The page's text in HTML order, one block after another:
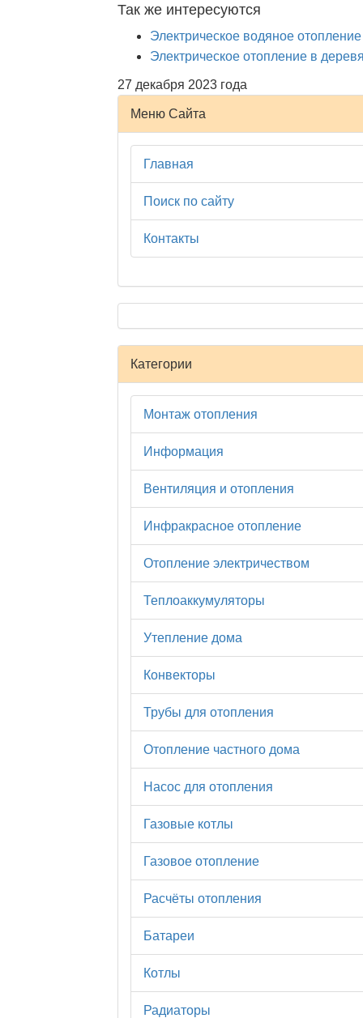
Так же интересуются
Электрическое водяное отопление
Электрическое отопление в
27 декабря 2023 года
Меню Сайта
Главная
Поиск по сайту
Контакты
Категории
Монтаж отопления
Информация
Вентиляция и отопления
Инфракрасное отопление
Отопление электричеством
Теплоаккумуляторы
Утепление дома
Конвекторы
Трубы для отопления
Отопление частного дома
Насос для отопления
Газовые котлы
Газовое отопление
Расчёты отопления
Батареи
Котлы
Радиаторы